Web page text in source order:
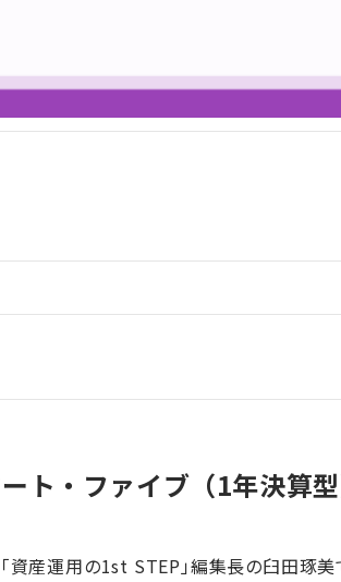
ト・ファイブ（1年決算型
資産運用の1st STEP」編集長の臼田琢美